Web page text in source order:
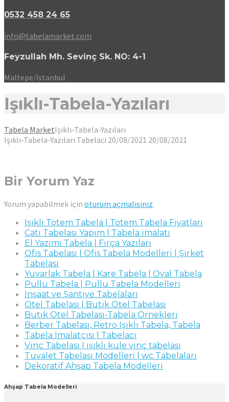
0532 458 24 65
info@tabelamarket.com
Feyzullah Mh. Sevinç Sk. NO: 4-1
Maltepe/İstanbul
Işıklı-Tabela-Yazıları
Tabela MarketIşıklı-Tabela-Yazıları
Işıklı-Tabela-Yazıları Tabelaci 20/08/2021 20/08/2021
Bir Yorum Yaz
Yorum yapabilmek için oturum açmalısınız.
Işıklı Totem Tabela | Totem Tabela Fiyatları
Çatı Tabelası Yapım | Tabela imalatı
El Yazımı Tabela | Fırça Yazıları
Ofis Tabelası | Ofis Tabela Modelleri | Şirket
Tabelası
Yuvarlak Tabela | Kare Tabela | Oval Tabela
Pullu Tabela | Pullu Tabela Modelleri
İnşaat ve Şantiye Tabelaları
Otel Tabelası | Butik Otel Tabelası
Butik Otel Tabelası-Tabela Örnekleri
Berber Tabelası, Retro Işıklı Tabela, Tabela
Tabela İmalatçısı | Tabelacı
Vinç Tabelası | ışıklı kule vinç tabelası
Tuvalet Tabelası Modelleri | wc Tabelaları
Dekoratif Ahşap Tabela Modelleri
Ahşap Tabela Modelleri